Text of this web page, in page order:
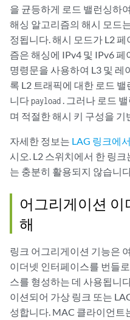
을 균등하게 로드 밸런싱하
해싱 알고리즘의 해시 모드
정됩니다. 해시 모드가 L2
즘은 해싱에 IPv4 및 IPv6
명령문을 사용하여 L3 및 레
록 L2 트래픽에 대한 로드
니다payload . 그러나 로드
며 적절한 해시 키 구성을 기
자세한 정보는 LAG 링크에
시오. L2 스위치에서 한 링
는 충분히 활용되지 않습니
어그리게이션 이
해
링크 어그리게이션 기능은
이더넷 인터페이스를 번들
스를 형성하는 데 사용됩니
이션되어 가상 링크 또는
성합니다. MAC 클라이언트